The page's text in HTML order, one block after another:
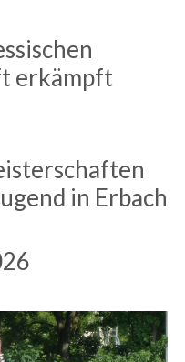
erkämpft
in Erbach